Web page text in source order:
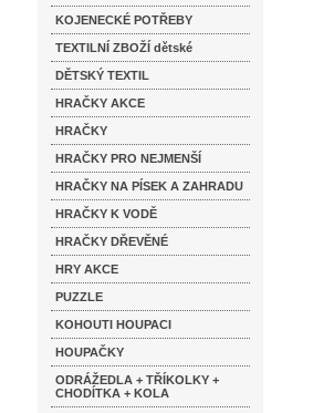
KOJENECKÉ POTŘEBY
TEXTILNÍ ZBOŽÍ dětské
DĚTSKÝ TEXTIL
HRAČKY AKCE
HRAČKY
HRAČKY PRO NEJMENŠÍ
HRAČKY NA PÍSEK A ZAHRADU
HRAČKY K VODĚ
HRAČKY DŘEVĚNÉ
HRY AKCE
PUZZLE
KOHOUTI HOUPACI
HOUPAČKY
ODRÁŽEDLA + TŘÍKOLKY +
CHODÍTKA + KOLA